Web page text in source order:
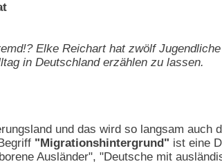
Elke Reichart hat zwölf
in Deutschland erzählen zu lassen.
und das wird so langsam auch
"Migrationshintergrund" ist eine
Ausländer", "Deutsche mit